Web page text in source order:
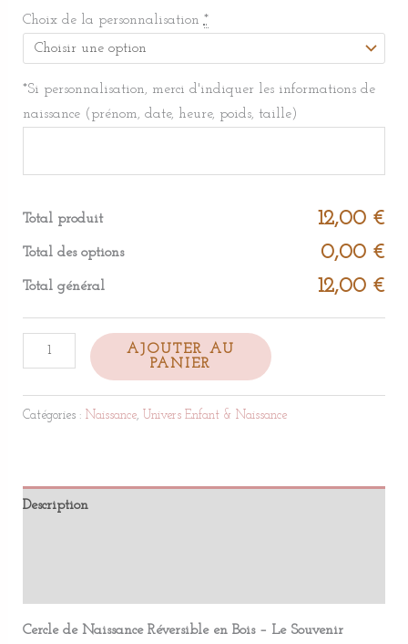
Choix de la personnalisation *
*Si personnalisation, merci d'indiquer les informations de
naissance (prénom, date, heure, poids, taille)
Total produit 12,00 €
Total des options 0,00 €
Total général 12,00 €
AJOUTER AU
PANIER
Catégories : Naissance, Univers Enfant & Naissance
Description
Cercle de Naissance Réversible en Bois – Le Souvenir